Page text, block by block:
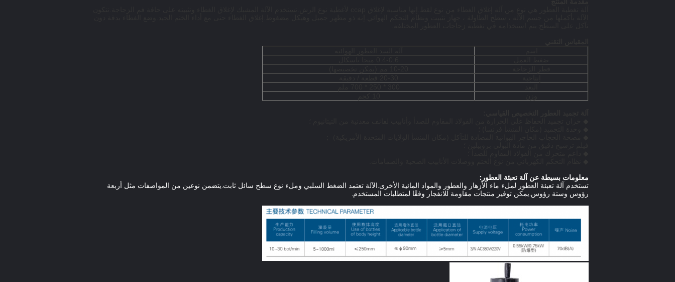
معلومات بسيطة عن آلة تعبئة العطور:
تستخدم آلة تعبئة العطور لملء ماء الأزهار والعطور والمواد المائية الأخرى.الآلة تعتمد الضغط السلبي وملء نوع سطح سائل ثابت.يتضمن نوعين من المواصفات مثل أربعة
رؤوس وستة رؤوس.يمكن توفير منتجات مقاومة للانفجار وفقًا لمتطلبات المستخدم.